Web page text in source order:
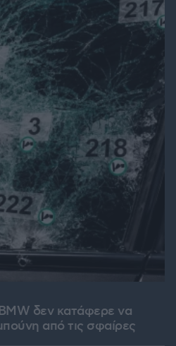
δεν κατάφερε να
από τις σφαίρες